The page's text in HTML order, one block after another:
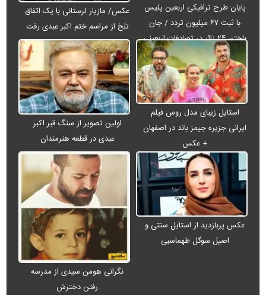
پایان طرح ترافیکی اربعین پلیس
با ثبت ۶۷ میلیون تردد / جان
باختن ۲۴ زائر در تصادفات اربعینی
عکس/ مازیار لرستانی با یک اتفاق
تلخ از مراسم ختم اکبر عبدی رفت
استایل زیبای مدل روس فیلم
ایرانی جزیره جیمز باند در اصفهان
+ عکس
اولین تصویر از سنگ قبر اکبر
عبدی در قطعه هنرمندان
عکس پربازدید از استایل سنتی و
اصیل سوگل طهماسبی
نگرانی هومن سیدی از مدرسه
رفتن دخترش